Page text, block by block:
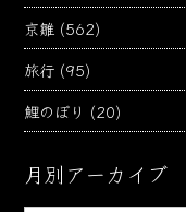
京雛 (562)
旅行 (95)
鯉のぼり (20)
月別アーカイブ